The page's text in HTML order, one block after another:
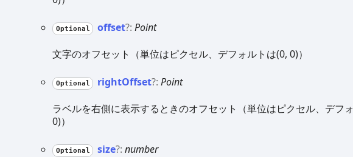
Optional offset?:Point
文字のオフセット（単位はピクセル、デフォルトは(0, 0)）
Optional rightOffset?:Point
ラベルを右側に表示するときのオフセット（単位はピクセル、デフ
0)）
Optional size?:number